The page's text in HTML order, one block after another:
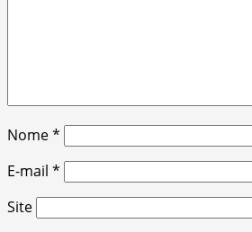
Nome*
E-mail *
Site